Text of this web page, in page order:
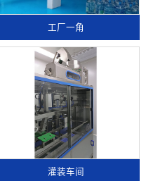
工厂一角
灌装车间